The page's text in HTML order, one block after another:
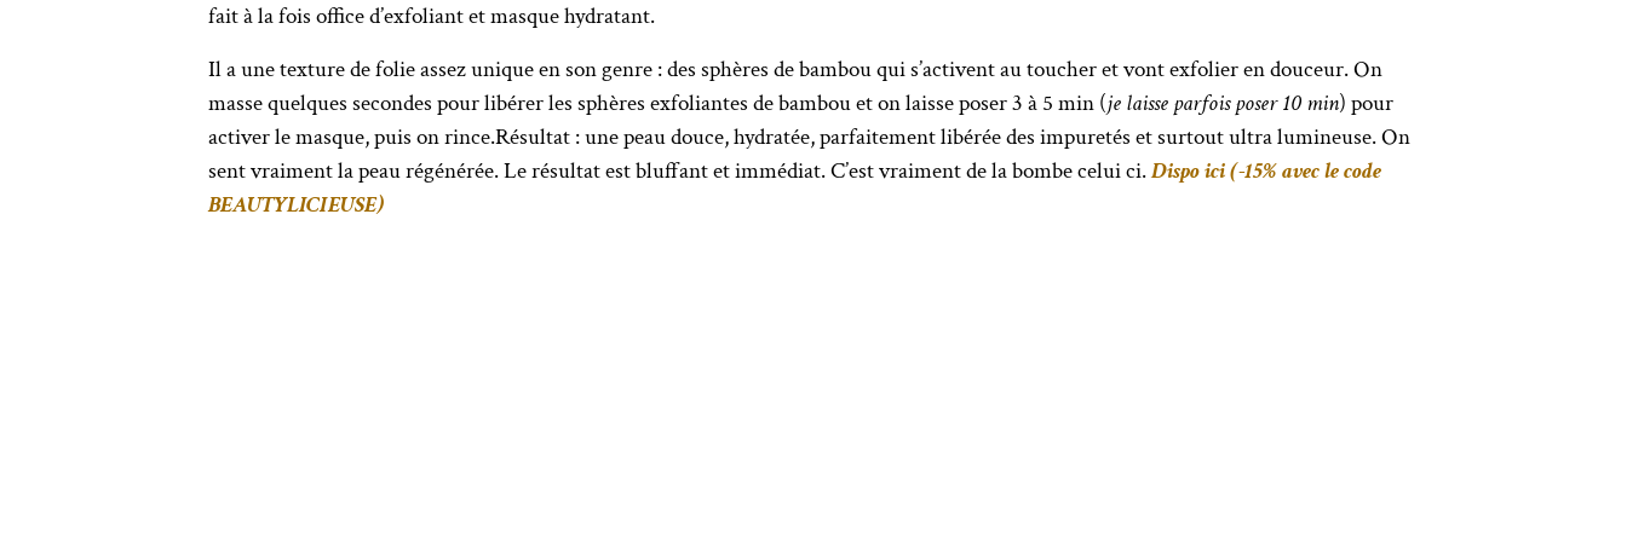
fait à la fois office d’exfoliant et masque hydratant.
Il a une texture de folie assez unique en son genre : des sphères de bambou qui s’activent au toucher et vont exfolier en douceur. On
masse quelques secondes pour libérer les sphères exfoliantes de bambou et on laisse poser 3 à 5 min (je laisse parfois poser 10 min) pour
activer le masque, puis on rince.Résultat : une peau douce, hydratée, parfaitement libérée des impuretés et surtout ultra lumineuse. On
sent vraiment la peau régénérée. Le résultat est bluffant et immédiat. C’est vraiment de la bombe celui ci.Dispo ici (-15% avec le code
BEAUTYLICIEUSE)